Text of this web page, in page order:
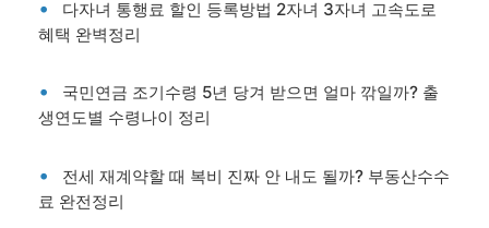
다자녀 통행료 할인 등록방법 2자녀 3자녀 고속도로
혜택 완벽정리
국민연금 조기수령 5년 당겨 받으면 얼마 깎일까? 출
생연도별 수령나이 정리
전세 재계약할 때 복비 진짜 안 내도 될까? 부동산수수
료 완전정리